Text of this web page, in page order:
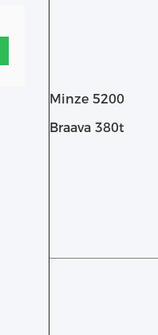
Minze 5200
Braava 380t